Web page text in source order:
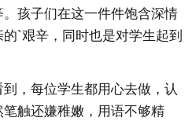
孩子们在这一件件饱含深情
`艰辛，同时也是对学生起到
，每位学生都用心去做，认
触还嫌稚嫩，用语不够精